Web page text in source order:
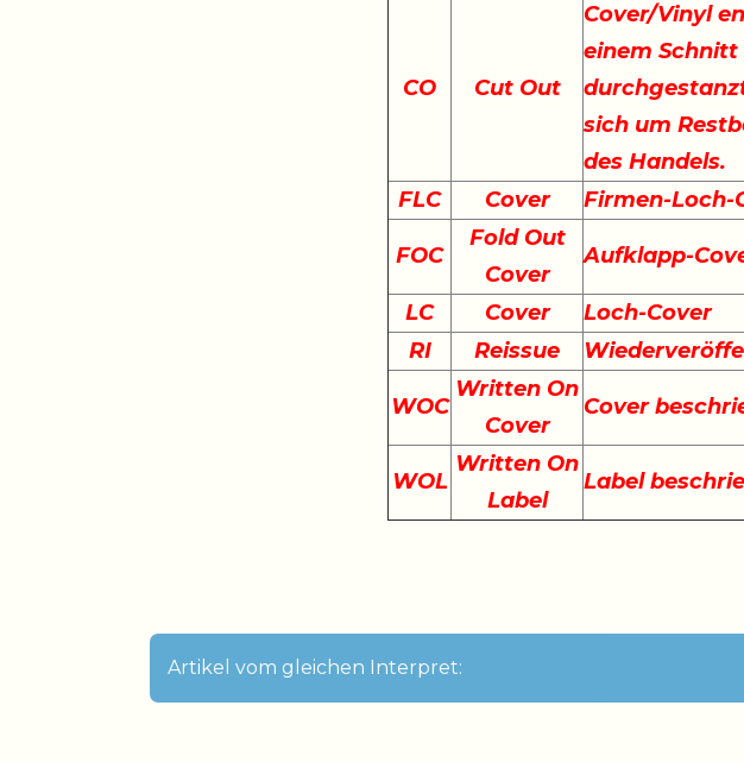
CO Cut Out
Cover/Vinyl
einem
sich um
des Handels.
FLC
Cover Firmen-Loch-
FOC
Fold Out
Cover
Aufklapp-
LC Cover
Loch-Cover
RI
Reissue
WOC
Written On
Cover
Cover
WOL
Written On
Label
Label
Artikel vom gleichen Interpret: